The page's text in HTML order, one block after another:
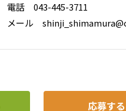
電話 043-445-3711
メール
応募する